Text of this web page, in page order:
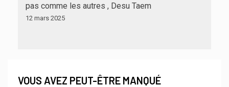
pas comme les autres , Desu Taem
12 mars 2025
VOUS AVEZ PEUT-ÊTRE MANQUÉ